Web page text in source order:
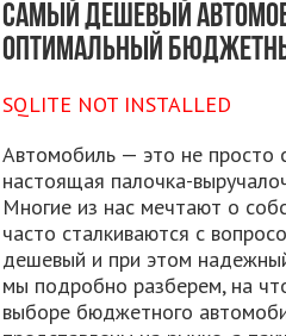
Самый дешевый
оптимальный
SQLITE NOT INSTALLED
Автомобиль — это не просто
настоящая палочка-
Многие из нас мечтают о
часто сталкиваются с
дешевый и при этом
мы подробно разберем, на
выборе бюджетного